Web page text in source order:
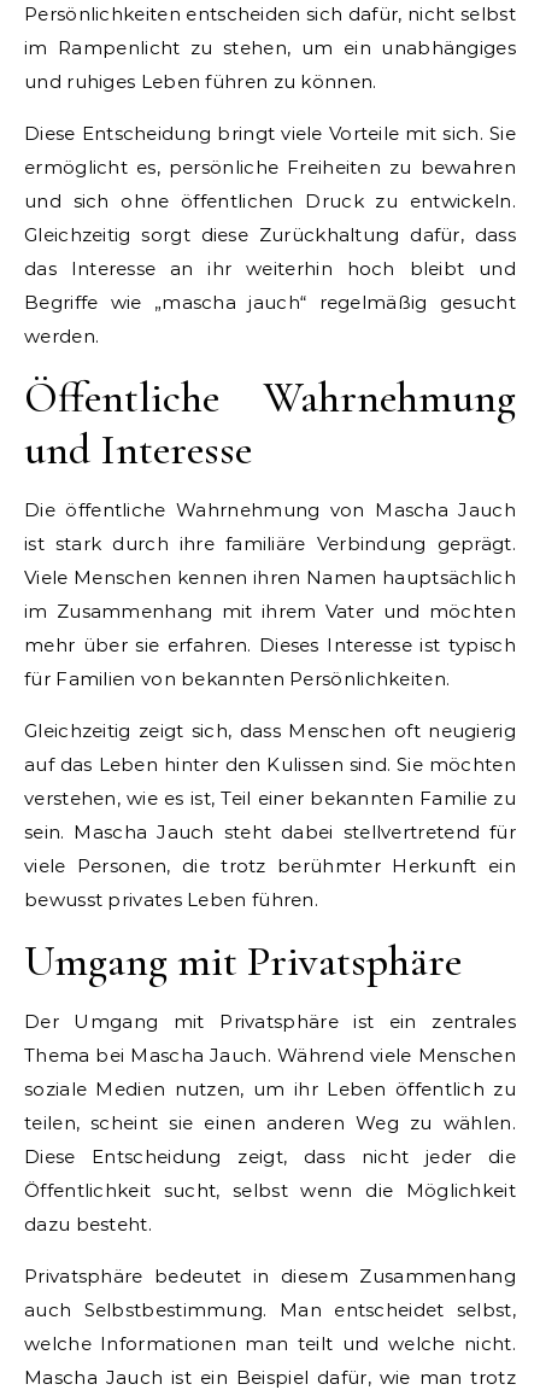
Persönlichkeiten entscheiden sich dafür, nicht selbst
im Rampenlicht zu stehen, um ein unabhängiges
und ruhiges Leben führen zu können.
Diese Entscheidung bringt viele Vorteile mit sich. Sie
ermöglicht es, persönliche Freiheiten zu bewahren
und sich ohne öffentlichen Druck zu entwickeln.
Gleichzeitig sorgt diese Zurückhaltung dafür, dass
das Interesse an ihr weiterhin hoch bleibt und
Begriffe wie „mascha jauch“ regelmäßig gesucht
werden.
Öffentliche Wahrnehmung
und Interesse
Die öffentliche Wahrnehmung von Mascha Jauch
ist stark durch ihre familiäre Verbindung geprägt.
Viele Menschen kennen ihren Namen hauptsächlich
im Zusammenhang mit ihrem Vater und möchten
mehr über sie erfahren. Dieses Interesse ist typisch
für Familien von bekannten Persönlichkeiten.
Gleichzeitig zeigt sich, dass Menschen oft neugierig
auf das Leben hinter den Kulissen sind. Sie möchten
verstehen, wie es ist, Teil einer bekannten Familie zu
sein. Mascha Jauch steht dabei stellvertretend für
viele Personen, die trotz berühmter Herkunft ein
bewusst privates Leben führen.
Umgang mit Privatsphäre
Der Umgang mit Privatsphäre ist ein zentrales
Thema bei Mascha Jauch. Während viele Menschen
soziale Medien nutzen, um ihr Leben öffentlich zu
teilen, scheint sie einen anderen Weg zu wählen.
Diese Entscheidung zeigt, dass nicht jeder die
Öffentlichkeit sucht, selbst wenn die Möglichkeit
dazu besteht.
Privatsphäre bedeutet in diesem Zusammenhang
auch Selbstbestimmung. Man entscheidet selbst,
welche Informationen man teilt und welche nicht.
Mascha Jauch ist ein Beispiel dafür, wie man trotz